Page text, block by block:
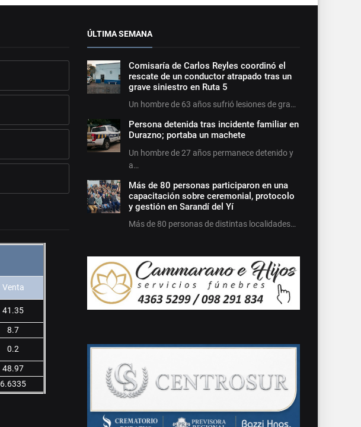
Venta
41.35
8.7
0.2
48.97
6.6335
ÚLTIMA SEMANA
Comisaría de Carlos Reyles coordinó el
rescate de un conductor atrapado tras un
grave siniestro en Ruta 5
Un hombre de 63 años sufrió lesiones de gra…
Persona detenida tras incidente familiar en
Durazno; portaba un machete
Un hombre de 27 años permanece detenido y
a…
Más de 80 personas participaron en una
capacitación sobre ceremonial, protocolo
y gestión en Sarandí del Yí
Más de 80 personas de distintas localidades…